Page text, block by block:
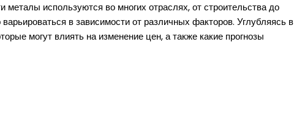
металы используются во многих отраслях, от строительства до
в зависимости от различных факторов. Углубляясь в
могут влиять на изменение цен, а также какие прогнозы